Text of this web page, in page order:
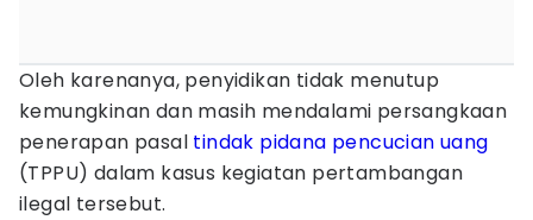
Oleh karenanya, penyidikan tidak menutup
kemungkinan dan masih mendalami persangkaan
penerapan pasal tindak pidana pencucian uang
(TPPU) dalam kasus kegiatan pertambangan
ilegal tersebut.